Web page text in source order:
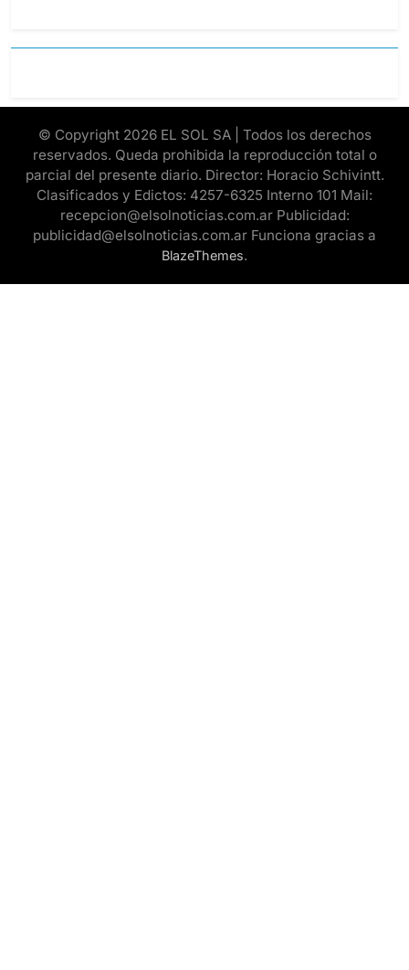
© Copyright 2026 EL SOL SA | Todos los derechos
reservados. Queda prohibida la reproducción total o
parcial del presente diario. Director: Horacio Schivintt.
Clasificados y Edictos: 4257-6325 Interno 101 Mail:
recepcion@elsolnoticias.com.ar Publicidad:
publicidad@elsolnoticias.com.ar Funciona gracias a
BlazeThemes.